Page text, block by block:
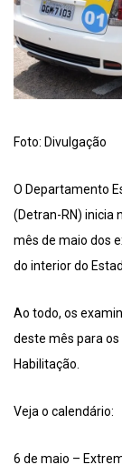
Foto: Divulgação
O Departamento
(Detran-RN) inicia
mês de maio dos
do interior do
Ao todo, os
deste mês para
Habilitação.
Veja o calendário:
6 de maio –